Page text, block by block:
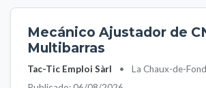
Mecánico Ajustador de
Multibarras
Tac-Tic Emploi Sàrl •
La Chaux-de-